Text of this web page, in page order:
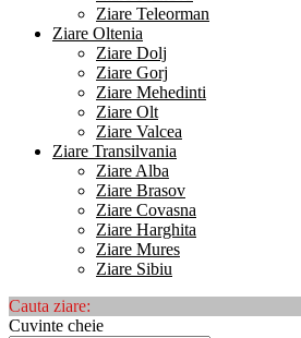
Ziare Teleorman
Ziare Oltenia
Ziare Dolj
Ziare Gorj
Ziare Mehedinti
Ziare Olt
Ziare Valcea
Ziare Transilvania
Ziare Alba
Ziare Brasov
Ziare Covasna
Ziare Harghita
Ziare Mures
Ziare Sibiu
Cauta ziare:
Cuvinte cheie